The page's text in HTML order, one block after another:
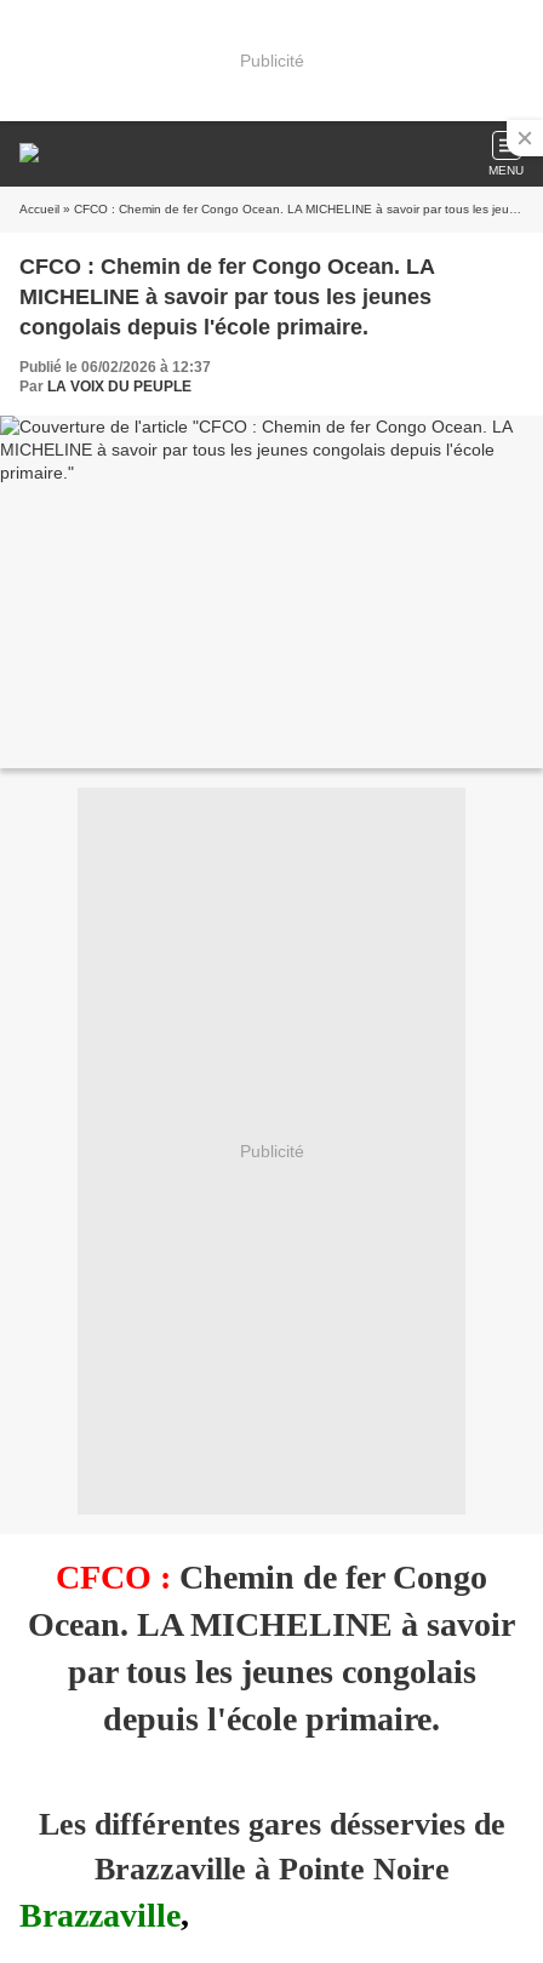
Publicité
MENU
Accueil » CFCO : Chemin de fer Congo Ocean. LA MICHELINE à savoir par tous les jeunes congolais depuis l'école primaire.
CFCO : Chemin de fer Congo Ocean. LA
MICHELINE à savoir par tous les jeunes
congolais depuis l'école primaire.
Publié le 06/02/2026 à 12:37
Par LA VOIX DU PEUPLE
Publicité
CFCO : Chemin de fer Congo
Ocean. LA MICHELINE à savoir
par tous les jeunes congolais
depuis l'école primaire.
Les différentes gares désservies de
Brazzaville à Pointe Noire
Brazzaville,